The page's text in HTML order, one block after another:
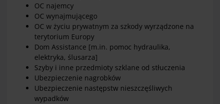
OC najemcy
OC wynajmującego
OC w życiu prywatnym za szkody wyrządzone na
terytorium Europy
Dom Assistance [m.in. pomoc hydraulika,
elektryka, ślusarza]
Szyby i inne przedmioty szklane od stłuczenia
Ubezpieczenie nagrobków
Ubezpieczenie następstw nieszczęśliwych
wypadków